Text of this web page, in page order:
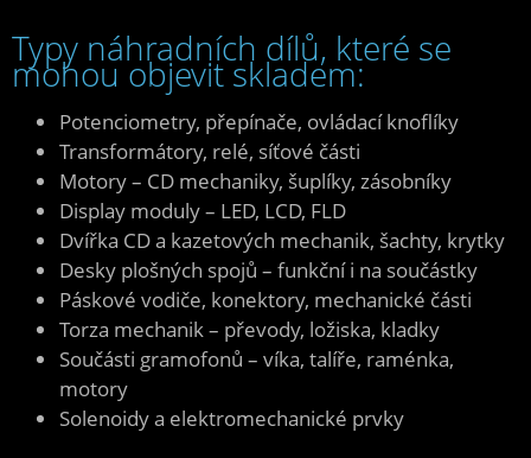
Typy náhradních dílů, které se
mohou objevit skladem:
Potenciometry, přepínače, ovládací knoflíky
Transformátory, relé, síťové části
Motory – CD mechaniky, šuplíky, zásobníky
Display moduly – LED, LCD, FLD
Dvířka CD a kazetových mechanik, šachty, krytky
Desky plošných spojů – funkční i na součástky
Páskové vodiče, konektory, mechanické části
Torza mechanik – převody, ložiska, kladky
Součásti gramofonů – víka, talíře, raménka,
motory
Solenoidy a elektromechanické prvky